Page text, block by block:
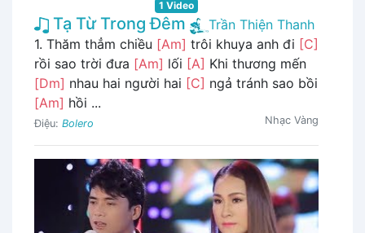
1 Video
Tạ Từ Trong Đêm
Trần Thiện Thanh
1. Thăm thẳm chiều [Am] trôi khuya anh đi [C]
rồi sao trời đưa [Am] lối [A] Khi thương mến
[Dm] nhau hai người hai [C] ngả tránh sao bồi
[Am] hồi ...
Điệu: Bolero Nhạc Vàng